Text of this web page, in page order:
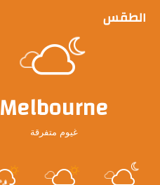
الطقس
Melbourne
غيوم متفرقة